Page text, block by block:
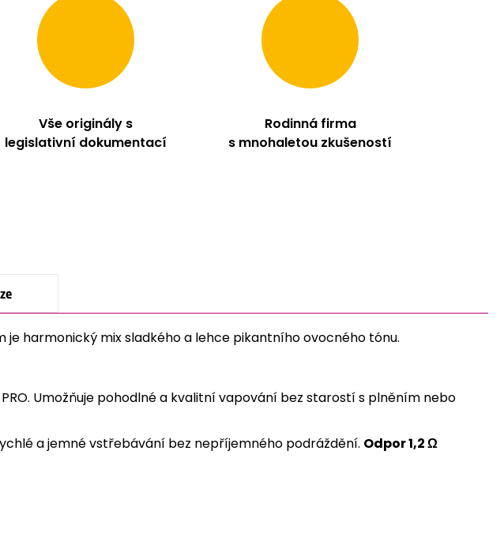
Vše originály s
legislativní dokumentací
Rodinná firma
s mnohaletou zkušeností
harmonický mix sladkého a lehce pikantního ovocného tónu.
Umožňuje pohodlné a kvalitní vapování bez starostí s plněním nebo
a jemné vstřebávání bez nepříjemného podráždění. Odpor 1,2 Ω